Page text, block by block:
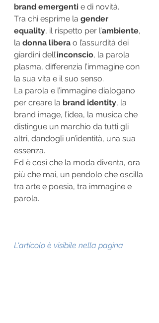
brand emergenti e di novità.
Tra chi esprime la gender
equality, il rispetto per l’ambiente,
la donna libera o l’assurdità dei
giardini dell’inconscio, la parola
plasma, differenzia l’immagine con
la sua vita e il suo senso.
La parola e l’immagine dialogano
per creare la brand identity, la
brand image, l’idea, la musica che
distingue un marchio da tutti gli
altri, dandogli un’identità, una sua
essenza.
Ed è così che la moda diventa, ora
più che mai, un pendolo che oscilla
tra arte e poesia, tra immagine e
parola.
L'articolo è visibile nella pagina